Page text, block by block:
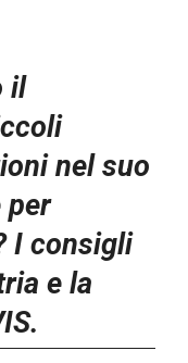
il
nel suo
per
I consigli
e la